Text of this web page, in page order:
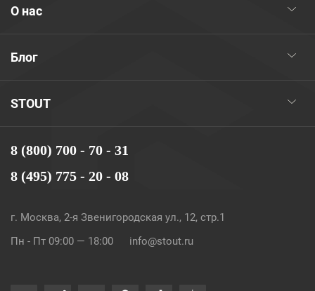
8 (800) 700 - 70 - 31
8 (495) 775 - 20 - 08
г. Москва, 2-я Звенигородская ул., 12, стр.1
Пн - Пт 09:00 — 18:00
info@stout.ru
STOUT
Блог
О нас